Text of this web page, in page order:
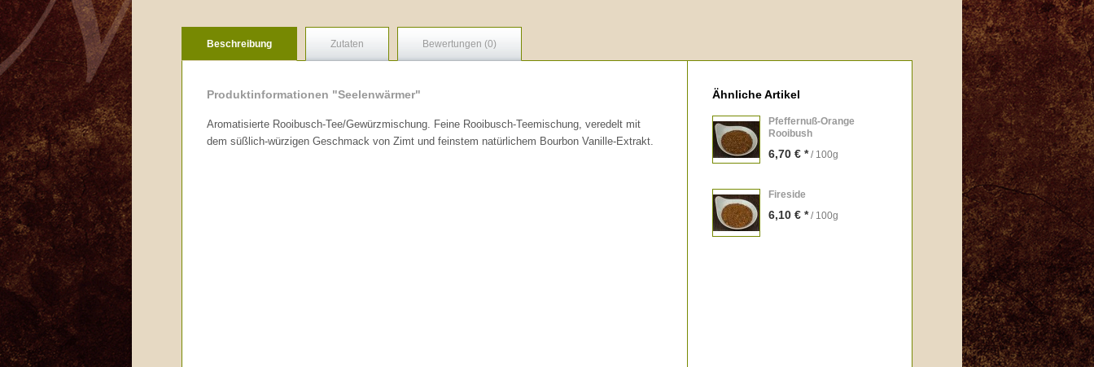
Beschreibung Zutaten Bewertungen (0)
Produktinformationen "Seelenwärmer"
Aromatisierte Rooibusch-Tee/Gewürzmischung. Feine Rooibusch-Teemischung, veredelt mit
dem süßlich-würzigen Geschmack von Zimt und feinstem natürlichem Bourbon Vanille-Extrakt.
Ähnliche Artikel
Pfeffernuß-Orange
Rooibush
6,70 € * / 100g
Fireside
6,10 € * / 100g